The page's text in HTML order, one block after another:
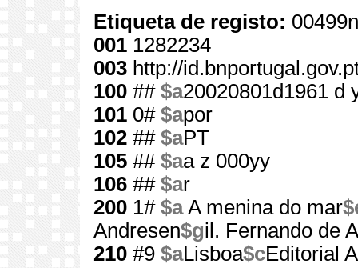
Etiqueta de registo:
001 1282234
003 http://
100 ## $a20020801d1961 d
101 0# $apor
102 ## $aPT
105 ## $aa z 000yy
106 ## $ar
200 1# $aA menina do mar
Andresen$gil. Fernando de
210 #9 $aLisboa$cEditorial